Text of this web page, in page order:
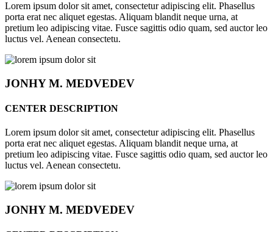
Lorem ipsum dolor sit amet, consectetur adipiscing elit. Phasellus
porta erat nec aliquet egestas. Aliquam blandit neque urna, at
pretium leo adipiscing vitae. Fusce sagittis odio quam, sed auctor leo
luctus vel. Aenean consectetu.
JONHYM. MEDVEDEV
CENTER DESCRIPTION
Lorem ipsum dolor sit amet, consectetur adipiscing elit. Phasellus
porta erat nec aliquet egestas. Aliquam blandit neque urna, at
pretium leo adipiscing vitae. Fusce sagittis odio quam, sed auctor leo
luctus vel. Aenean consectetu.
JONHYM. MEDVEDEV